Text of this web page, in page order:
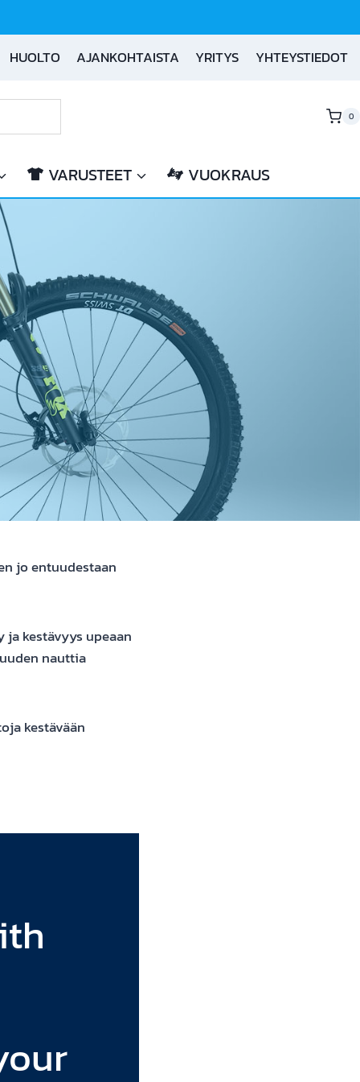
HUOLTO AJANKOHTAISTA YRITYS YHTEYSTIEDOT
0
VARUSTEET VUOKRAUS
jo entuudestaan
kestävyys upeaan
nauttia
kestävään